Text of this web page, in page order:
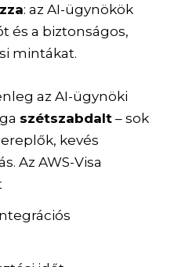
: az AI-ügynökök
és a biztonságos,
mintákat.
az AI-ügynöki
szétszabdalt – sok
kevés
Az AWS-Visa